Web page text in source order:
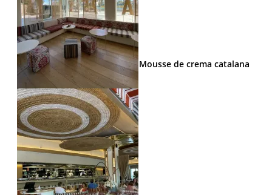
Mousse de crema catalana